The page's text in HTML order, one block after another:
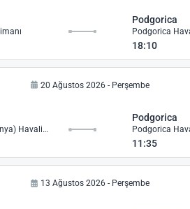
Podgorica
Podgorica
18:10
20 Ağustos 2026 - Perşembe
Gazipaşa (Alanya) Havalimanı
Podgorica
Podgorica
11:35
13 Ağustos 2026 - Perşembe